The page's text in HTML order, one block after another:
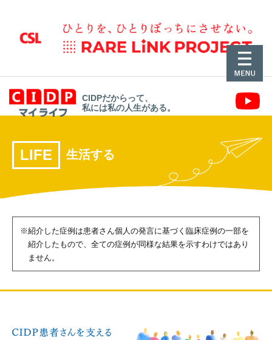
CIDPだからって、
私には私の人生がある。
LIFE 生活する
※紹介した症例は患者さん個人の発言に基づく臨床症例の一部を
紹介したもので、 全ての症例が同様な結果を示すわけではあり
ません。